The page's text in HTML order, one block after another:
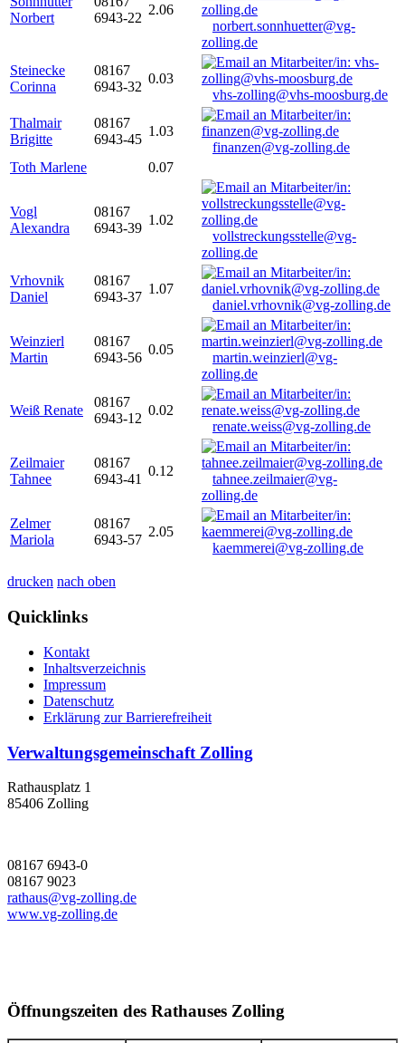
Norbert
6943-22
2.06
norbert.sonnhuetter@vg-
zolling.de
Steinecke
Corinna
08167
6943-32
0.03
vhs-zolling@vhs-moosburg.de
Thalmair
Brigitte
08167
6943-45
1.03
finanzen@vg-zolling.de
Toth Marlene
0.07
Vogl
Alexandra
08167
6943-39
1.02
vollstreckungsstelle@vg-
zolling.de
Vrhovnik
Daniel
08167
6943-37
1.07
daniel.vrhovnik@vg-zolling.de
Weinzierl
Martin
08167
6943-56
0.05
martin.weinzierl@vg-
zolling.de
Weiß Renate
08167
6943-12
0.02
renate.weiss@vg-zolling.de
Zeilmaier
Tahnee
08167
6943-41
0.12
tahnee.zeilmaier@vg-
zolling.de
Zelmer
Mariola
08167
6943-57
2.05
kaemmerei@vg-zolling.de
drucken nach oben
Quicklinks
Kontakt
Inhaltsverzeichnis
Impressum
Datenschutz
Erklärung zur Barrierefreiheit
Verwaltungsgemeinschaft Zolling
Rathausplatz 1
85406 Zolling
08167 6943-0
08167 9023
rathaus@vg-zolling.de
www.vg-zolling.de
Öffnungszeiten des Rathauses Zolling